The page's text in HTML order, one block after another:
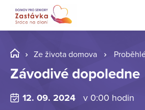
Ze života domova
Závodivé dopoledne
12. 09. 2024 v 0:00 hodin